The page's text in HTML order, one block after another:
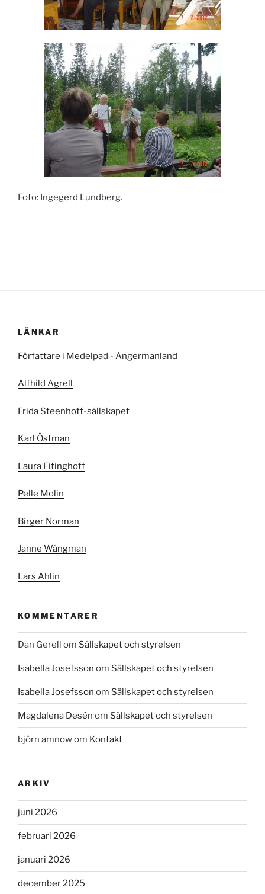
Foto: Ingegerd Lundberg.
LÄNKAR
Författare i Medelpad - Ångermanland
Alfhild Agrell
Frida Steenhoff-sällskapet
Karl Östman
Laura Fitinghoff
Pelle Molin
Birger Norman
Janne Wängman
Lars Ahlin
KOMMENTARER
Dan Gerell om Sällskapet och styrelsen
Isabella Josefsson om Sällskapet och styrelsen
Isabella Josefsson om Sällskapet och styrelsen
Magdalena Desén om Sällskapet och styrelsen
björn amnowom Kontakt
ARKIV
juni 2026
februari 2026
januari 2026
december 2025